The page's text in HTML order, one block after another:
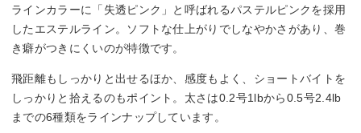
ラインカラーに「失透ピンク」と呼ばれるパステルピンクを採用
したエステルライン。ソフトな仕上がりでしなやかさがあり、巻
き癖がつきにくいのが特徴です。
飛距離もしっかりと出せるほか、感度もよく、ショートバイトを
しっかりと拾えるのもポイント。太さは0.2号1lbから0.5号2.4lb
までの6種類をラインナップしています。